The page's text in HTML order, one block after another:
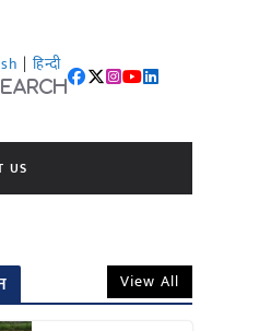
| हिन्दी
US
View All